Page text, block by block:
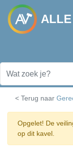
< Terug naar
Opgelet! De
op dit kavel.